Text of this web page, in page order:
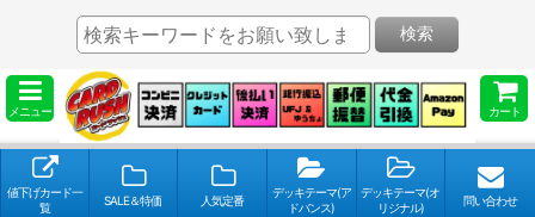
メニュー カート
検索
値下げカード一
覧
SALE＆特価 人気定番
デッキテーマ(ア
ドバンス)
デッキテーマ(オ
リジナル)
問い合わせ